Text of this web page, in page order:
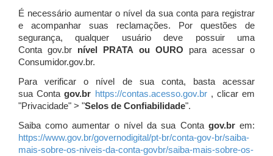
É necessário aumentar o nível da sua conta para registrar
e acompanhar suas reclamações. Por questões de
segurança, qualquer usuário deve possuir uma
Conta gov.br nível PRATA ou OURO para acessar o
Consumidor.gov.br.
Para verificar o nível de sua conta, basta acessar
sua Contagov.br https://contas.acesso.gov.br, clicar em
"Privacidade" > "Selos de Confiabilidade".
Saiba como aumentar o nível da sua Conta gov.brem:
https://www.gov.br/governodigital/pt-br/conta-gov-br/saiba-
mais-sobre-os-niveis-da-conta-govbr/saiba-mais-sobre-os-